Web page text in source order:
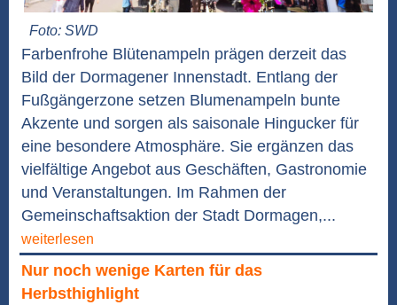
Foto: SWD
Farbenfrohe Blütenampeln prägen derzeit das
Bild der Dormagener Innenstadt. Entlang der
Fußgängerzone setzen Blumenampeln bunte
Akzente und sorgen als saisonale Hingucker für
eine besondere Atmosphäre. Sie ergänzen das
vielfältige Angebot aus Geschäften, Gastronomie
und Veranstaltungen. Im Rahmen der
Gemeinschaftsaktion der Stadt Dormagen,...
weiterlesen
Nur noch wenige Karten für das
Herbsthighlight